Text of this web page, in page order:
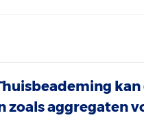
kan
aggregaten